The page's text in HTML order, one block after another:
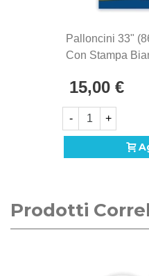
Palloncini 33"
Con Stampa
15,00 €
- +
Prodotti